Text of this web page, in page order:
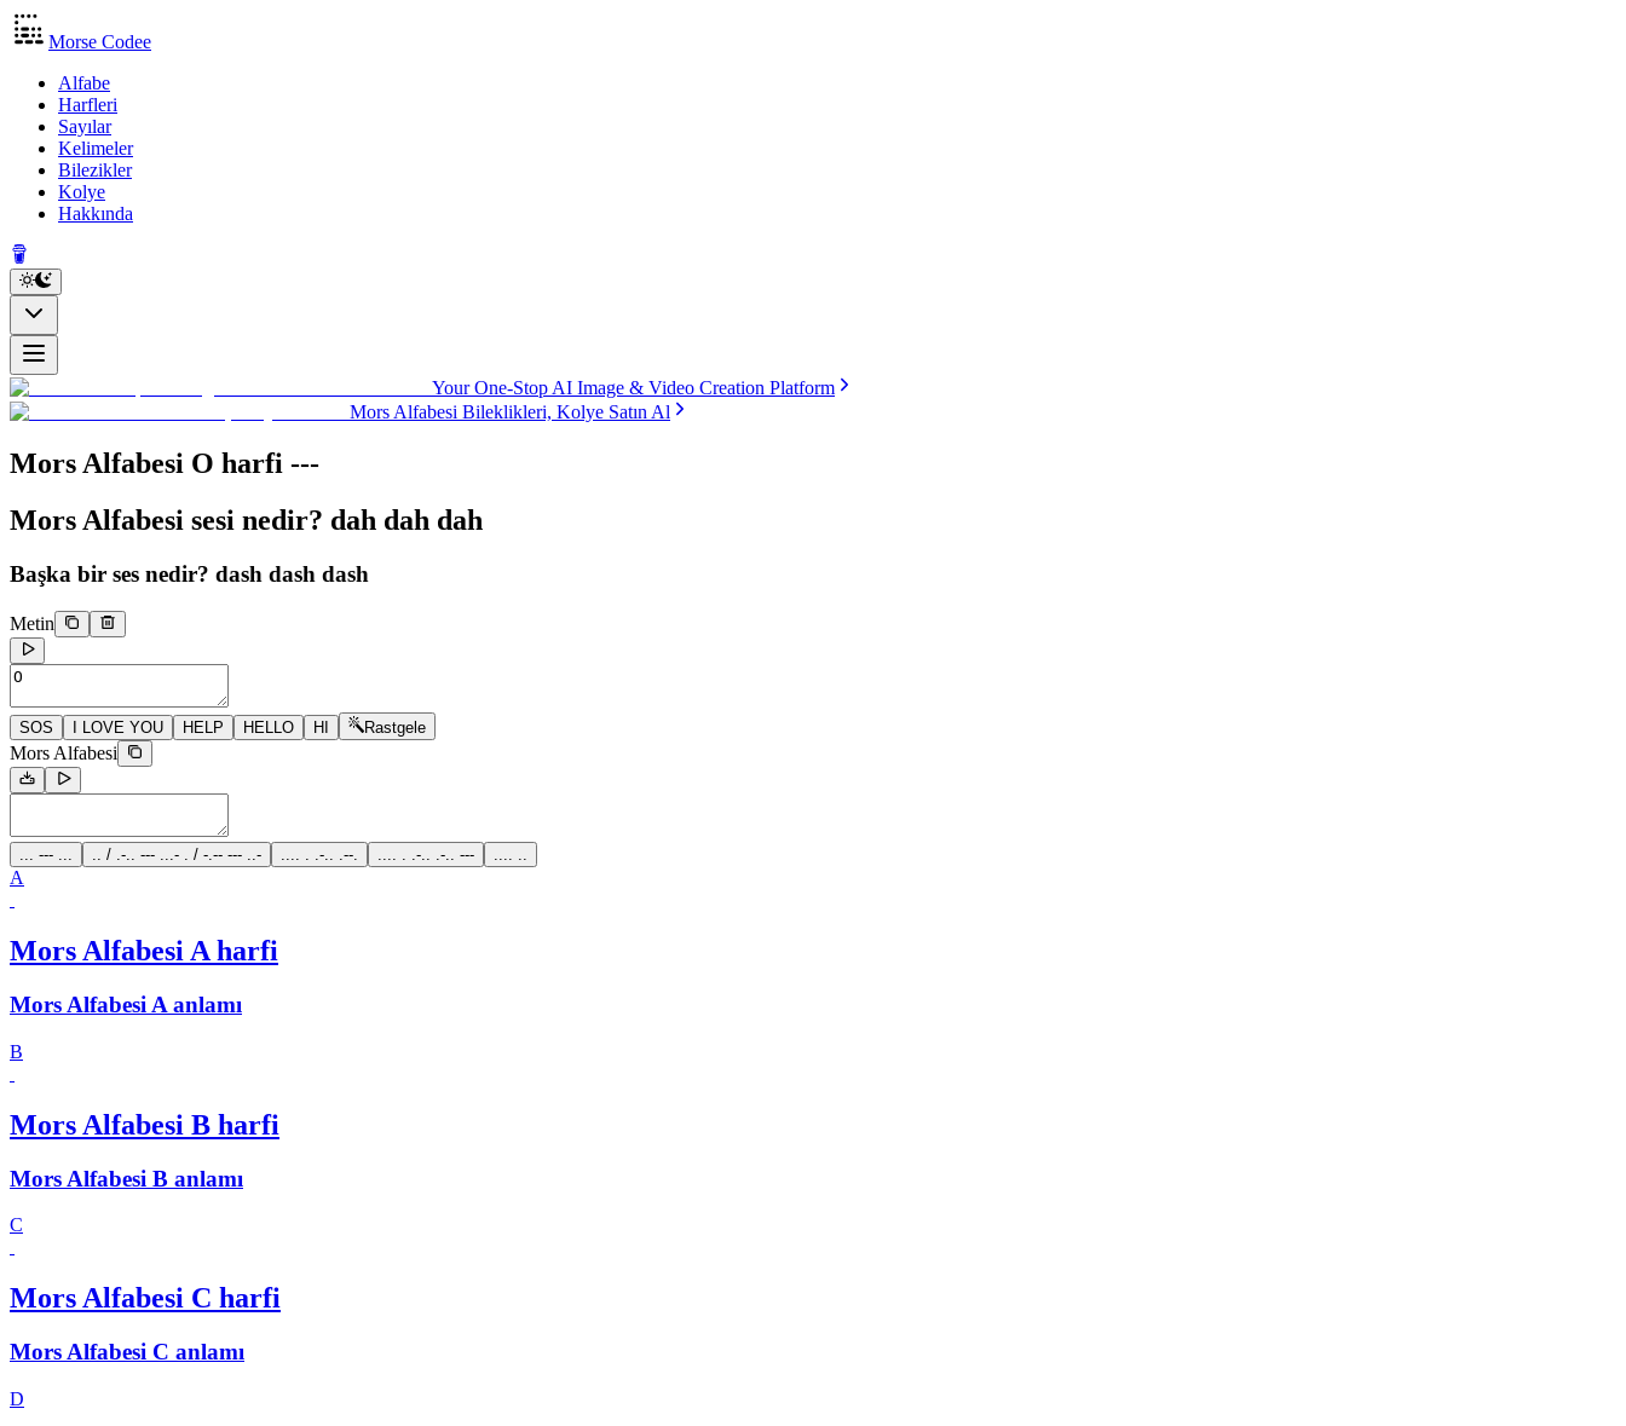
Morse Codee
Alfabe
Harfleri
Sayılar
Kelimeler
Bilezikler
Kolye
Hakkında
Your One-Stop AI Image & Video Creation Platform
Mors Alfabesi Bileklikleri, Kolye Satın Al
Mors Alfabesi O harfi ---
Mors Alfabesi sesi nedir? dah dah dah
Başka bir ses nedir? dash dash dash
Metin
SOS I LOVE YOU HELP HELLO HI Rastgele
Mors Alfabesi
... --- ... .. / .-.. --- ...- . / -.-- --- ..- .... . .-.. .--. .... . .-.. .-.. --- .... ..
A
Mors Alfabesi A harfi
Mors Alfabesi A anlamı
B
Mors Alfabesi B harfi
Mors Alfabesi B anlamı
C
Mors Alfabesi C harfi
Mors Alfabesi C anlamı
D